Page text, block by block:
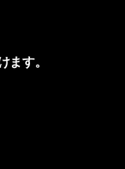
ます。